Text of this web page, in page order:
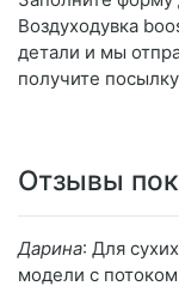
Воздуходувка
детали и мы
получите
Отзывы
Дарина: Для
модели с